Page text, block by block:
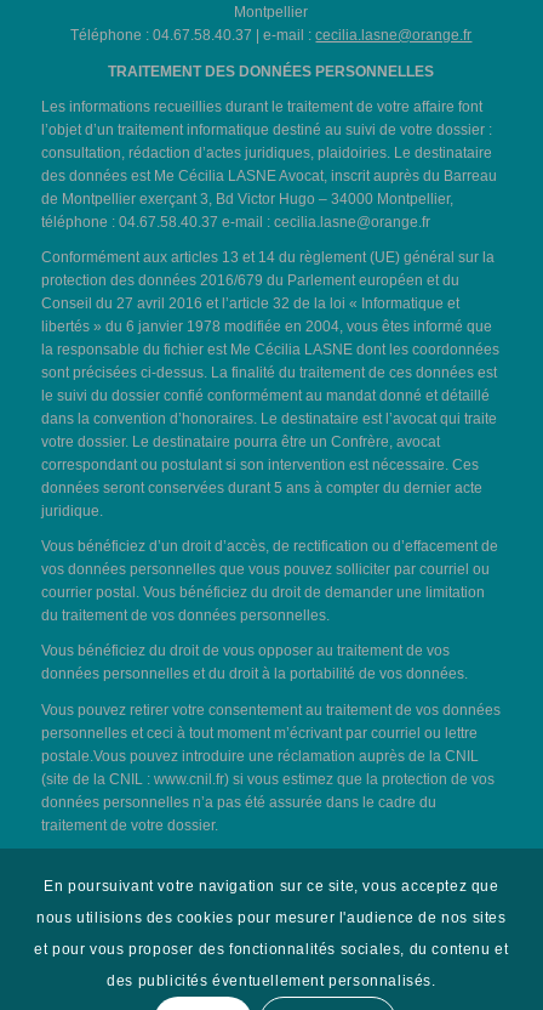
Montpellier
Téléphone : 04.67.58.40.37 | e-mail :cecilia.lasne@orange.fr
TRAITEMENT DES DONNÉES PERSONNELLES
Les informations recueillies durant le traitement de votre affaire font
l’objet d’un traitement informatique destiné au suivi de votre dossier :
consultation, rédaction d’actes juridiques, plaidoiries. Le destinataire
des données est Me Cécilia LASNE Avocat, inscrit auprès du Barreau
de Montpellier exerçant 3, Bd Victor Hugo – 34000 Montpellier,
téléphone : 04.67.58.40.37 e-mail : cecilia.lasne@orange.fr
Conformément aux articles 13 et 14 du règlement (UE) général sur la
protection des données 2016/679 du Parlement européen et du
Conseil du 27 avril 2016 et l’article 32 de la loi « Informatique et
libertés » du 6 janvier 1978 modifiée en 2004, vous êtes informé que
la responsable du fichier est Me Cécilia LASNE dont les coordonnées
sont précisées ci-dessus. La finalité du traitement de ces données est
le suivi du dossier confié conformément au mandat donné et détaillé
dans la convention d’honoraires. Le destinataire est l’avocat qui traite
votre dossier. Le destinataire pourra être un Confrère, avocat
correspondant ou postulant si son intervention est nécessaire. Ces
données seront conservées durant 5 ans à compter du dernier acte
juridique.
Vous bénéficiez d’un droit d’accès, de rectification ou d’effacement de
vos données personnelles que vous pouvez solliciter par courriel ou
courrier postal. Vous bénéficiez du droit de demander une limitation
du traitement de vos données personnelles.
Vous bénéficiez du droit de vous opposer au traitement de vos
données personnelles et du droit à la portabilité de vos données.
Vous pouvez retirer votre consentement au traitement de vos données
personnelles et ceci à tout moment m’écrivant par courriel ou lettre
postale.Vous pouvez introduire une réclamation auprès de la CNIL
(site de la CNIL : www.cnil.fr) si vous estimez que la protection de vos
données personnelles n’a pas été assurée dans le cadre du
traitement de votre dossier.
En poursuivant votre navigation sur ce site, vous acceptez que
nous utilisions des cookies pour mesurer l'audience de nos sites
et pour vous proposer des fonctionnalités sociales, du contenu et
des publicités éventuellement personnalisés.